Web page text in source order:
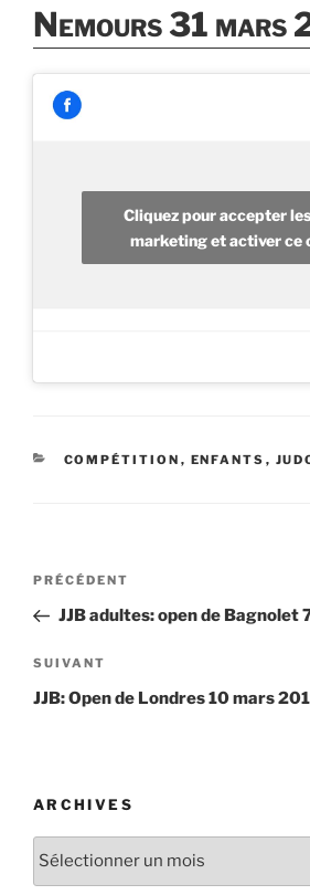
Nemours 31 mars
Cliquez pour accepter
marketing et activer ce
CATÉGORIES
COMPÉTITION , ENFANTS ,
Navigation
l’article
Article
précédent
PRÉCÉDENT
JJB adultes: open de Bagnolet
Article
suivant
SUIVANT
JJB: Open de Londres 10 mars
ARCHIVES
Archives